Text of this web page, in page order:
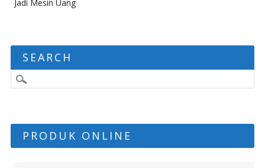
Jadi Mesin Uang
SEARCH
PRODUK ONLINE